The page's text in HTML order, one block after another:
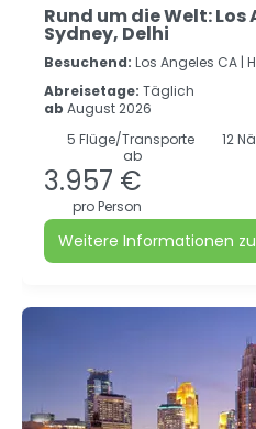
Rund um die Welt:
Sydney, Delhi
Besuchend: Los Angeles CA |
Abreisetage: Täglich
ab August 2026
5 Flüge/Transporte 12
ab
3.957 €
pro Person
Weitere Informationen